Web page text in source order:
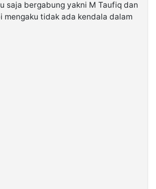
saja bergabung yakni M Taufiq dan
mengaku tidak ada kendala dalam